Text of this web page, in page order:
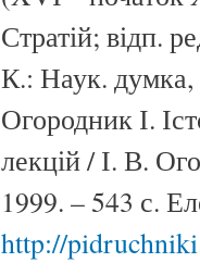
Стратій; відп.
К.: Наук. думка,
Огородник І.
лекцій / І. В.
1999. – 543 с.
http://